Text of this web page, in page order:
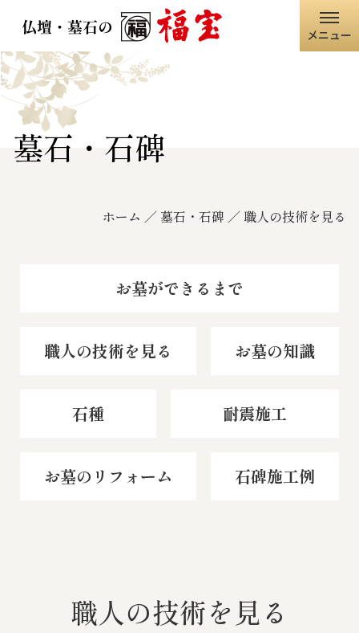
メニュー
福宝グループ
仏壇・仏具
寺院・神社
霊苑・墓地・樹木葬
墓石・石碑
ホーム 墓石・石碑 職人の技術を見る
お墓ができるまで
職人の技術を見る お墓の知識
石種 耐震施工
お墓のリフォーム 石碑施工例
職人の技術を見る